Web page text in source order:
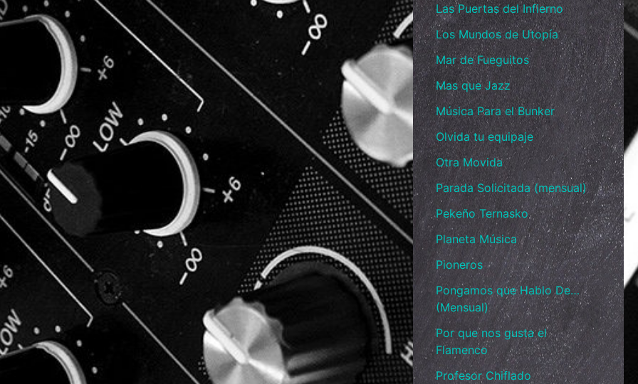
Las Puertas del Infierno
Los Mundos de Utopía
Mar de Fueguitos
Mas que Jazz
Música Para el Bunker
Olvida tu equipaje
Otra Movida
Parada Solicitada (mensual)
Pekeño Ternasko
Planeta Música
Pioneros
Pongamos que Hablo De…
(Mensual)
Por que nos gusta el
Flamenco
Profesor Chiflado